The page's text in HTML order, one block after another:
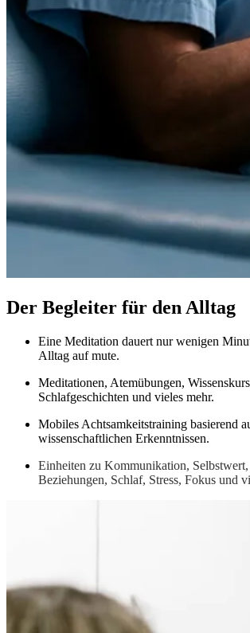
Der Begleiter für den Alltag
Eine Meditation dauert nur wenigen
Alltag auf mute.
Meditationen, Atemübungen,
Schlafgeschichten und vieles mehr.
Mobiles Achtsamkeitstraining basierend
wissenschaftlichen Erkenntnissen.
Einheiten zu Kommunikation,
Beziehungen, Schlaf, Stress, Fokus und